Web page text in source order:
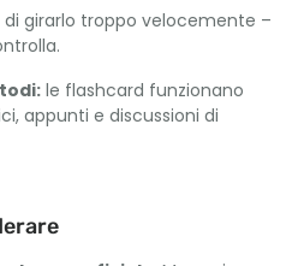
girarlo troppo velocemente –
le flashcard funzionano
appunti e discussioni di